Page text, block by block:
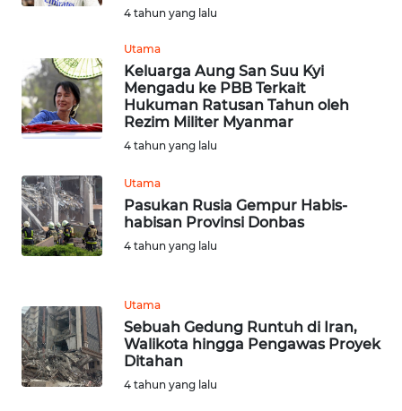
4 tahun yang lalu
Utama
Keluarga Aung San Suu Kyi
Mengadu ke PBB Terkait
Hukuman Ratusan Tahun oleh
Rezim Militer Myanmar
4 tahun yang lalu
Utama
Pasukan Rusia Gempur Habis-
habisan Provinsi Donbas
4 tahun yang lalu
Utama
Sebuah Gedung Runtuh di Iran,
Walikota hingga Pengawas Proyek
Ditahan
4 tahun yang lalu
BARAT
WN
RIAU
WN
SERAMBI
WN
WN
SULTRA
WN